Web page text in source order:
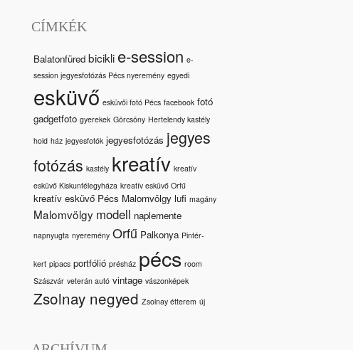
CÍMKÉK
Balatonfüred bicikli e-session e-
session jegyesfotózás Pécs nyeremény egyedi
esküvő esküvői fotó Pécs facebook fotó
gadgetfoto gyerekek Görcsöny Hertelendy kastély
hold ház jegyesfotók jegyesfotózás jegyes
fotózás kastély kreatív kreatív
esküvő Kiskunfélegyháza kreatív esküvő Orfű
kreatív esküvő Pécs Malomvölgy lufi magány
Malomvölgy modell naplemente
napnyugta nyeremény Orfű Palkonya Pintér-
kert pipacs portfólió présház pécs room
Szászvár veterán autó vintage vászonképek
Zsolnay negyed Zsolnay étterem új